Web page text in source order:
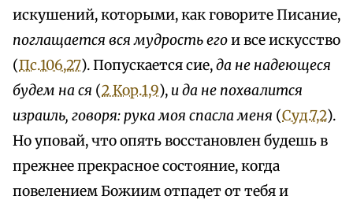
искушений, которыми, как говорите Писание,
поглащается вся мудрость егои все искусство
(Пс.106,27). Попускается сие,да не надеющеся
будем на ся (2 Кор.1,9), и да не похвалится
израиль, говоря: рука моя спасла меня (Суд.7,2).
Но уповай, что опять восстановлен будешь в
прежнее прекрасное состояние, когда
повелением Божиим отпадет от тебя и